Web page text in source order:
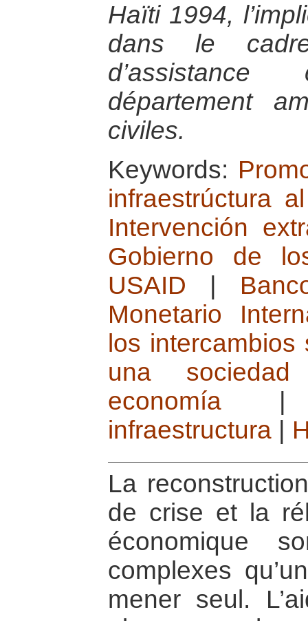
Haïti 1994,
dans le
département
civiles.
Keywords:
infraestrúctura
Intervención
Gobierno de
USAID
Monetario
los intercambios
una sociedad
economía
infraestructura
La
de crise et la
économique
complexes
mener seul.